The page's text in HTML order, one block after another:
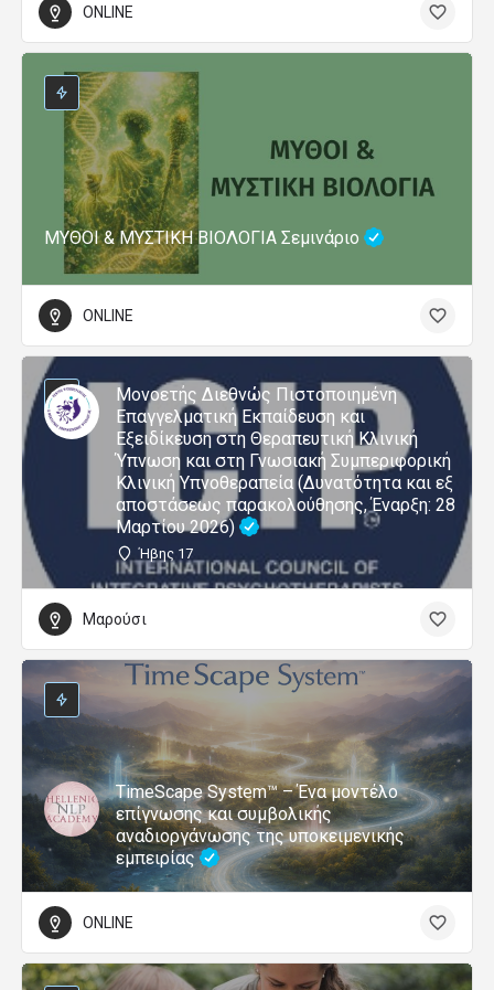
ONLINE
ΜΥΘΟΙ & ΜΥΣΤΙΚΗ ΒΙΟΛΟΓΙΑ Σεμινάριο
ONLINE
Μονοετής Διεθνώς Πιστοποιημένη
Επαγγελματική Εκπαίδευση και
Εξειδίκευση στη Θεραπευτική Κλινική
Ύπνωση και στη Γνωσιακή Συμπεριφορική
Κλινική Υπνοθεραπεία (Δυνατότητα και εξ
αποστάσεως παρακολούθησης, Έναρξη: 28
Μαρτίου 2026)
Ήβης 17
Μαρούσι
TimeScape System™ – Ένα μοντέλο
επίγνωσης και συμβολικής
αναδιοργάνωσης της υποκειμενικής
εμπειρίας
ONLINE